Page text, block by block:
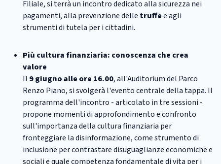
Filiale, si terrà un incontro dedicato alla sicurezza nei
pagamenti, alla prevenzione delle truffee agli
strumenti di tutela per i cittadini.
Più cultura finanziaria: conoscenza che crea
valore
Il 9 giugno alle ore 16.00, all'Auditorium del Parco
Renzo Piano, si svolgerà l'evento centrale della tappa. Il
programma dell'incontro - articolato in tre sessioni -
propone momenti di approfondimento e confronto
sull'importanza della cultura finanziaria per
fronteggiare la disinformazione, come strumento di
inclusione per contrastare disuguaglianze economiche e
sociali e quale competenza fondamentale di vita per i